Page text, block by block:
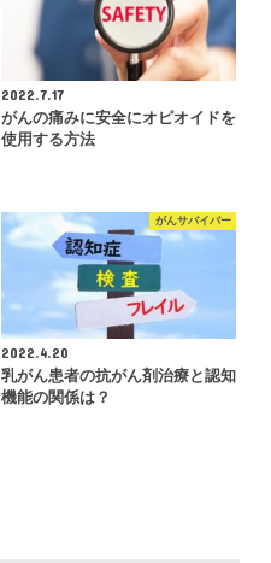
2022.7.17
がんの痛みに安全にオピオイドを
使用する方法
がんサバイバー
2022.4.20
乳がん患者の抗がん剤治療と認知
機能の関係は？